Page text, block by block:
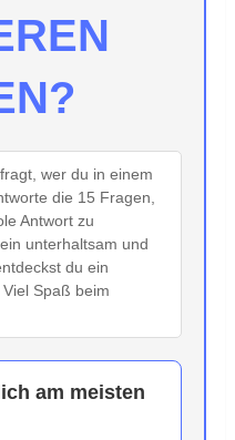
wer du in einem
die 15 Fragen,
Antwort zu
unterhaltsam und
du ein
Spaß beim
am meisten